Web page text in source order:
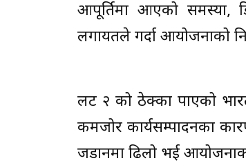
आपूर्तिमा आएको समस्या,
लगायतले गर्दा आयोजनाको
लट २ को ठेक्का पाएको
कमजोर कार्यसम्पादनका
जडानमा ढिलो भई